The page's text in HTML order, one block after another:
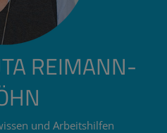
REIMANN-
und Arbeitshilfen